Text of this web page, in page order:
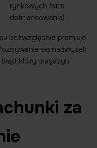
rynkowych form
dofinansowania)
bezwzględnie premiuje
się nadwyżek
który magazyn
za